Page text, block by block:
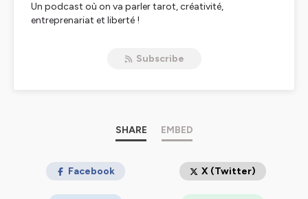
Un podcast où on va parler tarot, créativité,
entreprenariat et liberté !
en continuité de notre livre Devenir Tarologue.
Nous avions le projet de créer un magazine sur le tarot
Tous les vendredi, tu trouveras au programme du
Subscribe
SHARE EMBED
Facebook X (Twitter)